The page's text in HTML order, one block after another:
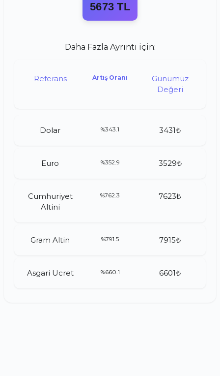
5673 TL
Daha Fazla Ayrıntı için:
Referans Artış Oranı
Günümüz
Değeri
Dolar %343.1 3431₺
Euro %352.9 3529₺
Cumhuriyet
Altini
%762.3 7623₺
Gram Altin %791.5 7915₺
Asgari Ucret %660.1 6601₺